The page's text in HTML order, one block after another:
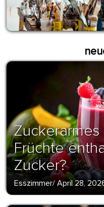
Früchte
Zucker?
Esszimmer/April 28,